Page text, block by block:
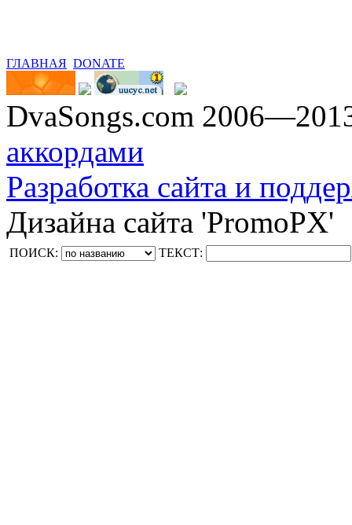
ГЛАВНАЯ DONATE
DvaSongs.com
аккордами
Разработка сайта и
Дизайна сайта 'PromoPX'
ПОИСК: ТЕКСТ: